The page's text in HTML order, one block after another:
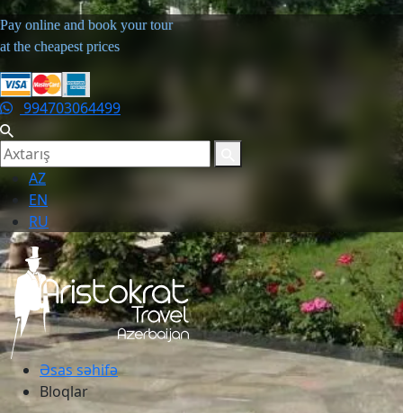
Pay online and book your tour
at the cheapest prices
994703064499
AZ
EN
RU
Əsas səhifə
Bloqlar